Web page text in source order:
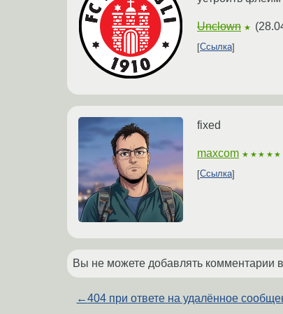
Unclown ★ (
Ссылка
fixed
maxcom ★★★★★
Ссылка
Вы не можете добавлять комментарии
←404 при ответе на удалённое